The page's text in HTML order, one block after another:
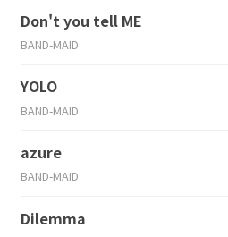
Don't you tell ME
BAND-MAID
YOLO
BAND-MAID
azure
BAND-MAID
Dilemma